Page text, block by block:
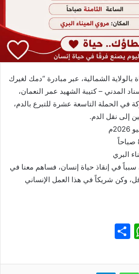
الشمالية، عبر مبادرة “دمك لغيرك
المدني – كتيبة الشهيد عمر النعمان،
في الحملة التاسعة عشرة للتبرع بالدم،
إلى نقل الدم.
البري
في إنقاذ حياة إنسان، فساهم معنا في
وكن شريكاً في هذا العمل الإنساني
W
at
ar
واتساب تيلقرام